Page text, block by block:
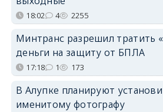
18:02 4 2255
Минтранс разрешил тратить
деньги на защиту от БПЛА
17:18 1 173
В Алупке планируют
именитому фотографу